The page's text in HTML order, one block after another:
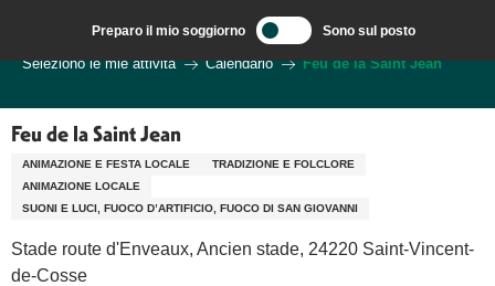
contenu
Preparo il mio soggiorno Sono sul posto
Benvenuti a Sarlat, capitale del Périgord Noir – IT
Seleziono le mie attività
Calendario Feu de la Saint Jean
Feu de la Saint Jean
ANIMAZIONE E FESTA LOCALE
TRADIZIONE E FOLCLORE
ANIMAZIONE LOCALE
SUONI E LUCI, FUOCO D’ARTIFICIO, FUOCO DI SAN GIOVANNI
Stade route d'Enveaux, Ancien stade, 24220 Saint-Vincent-
de-Cosse